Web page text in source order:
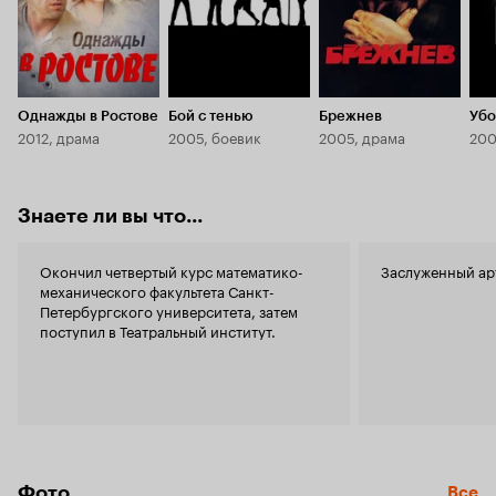
Однажды в Ростове
2012, драма
Бой с тенью
2005, боевик
Брежнев
2005, драма
Знаете ли вы что...
Окончил четвертый курс математико-
механического факультета Санкт-
Петербургского университета, затем
поступил в Театральный институт.
Заслуженный